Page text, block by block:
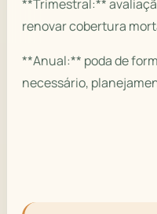
**Trimestral:**
renovar cobertura
**Anual:** poda de
necessário,